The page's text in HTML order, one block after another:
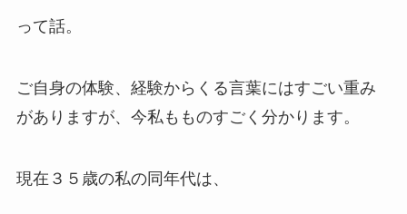
って話。
ご自身の体験、経験からくる言葉にはすごい重み
がありますが、今私もものすごく分かります。
現在３５歳の私の同年代は、